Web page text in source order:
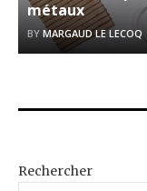
métaux
BY MARGAUD LE LECOQ
Rechercher